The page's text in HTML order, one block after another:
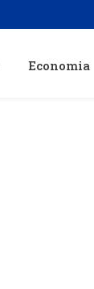
Economia